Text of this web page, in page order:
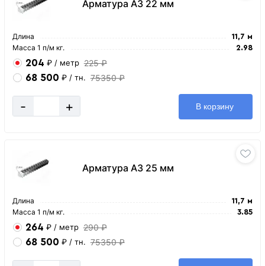
Арматура А3 22 мм
Длина 11,7 м
Масса 1 п/м кг. 2.98
204 ₽ / метр 225 ₽
68 500 ₽ / тн. 75350 ₽
- + В корзину
Арматура А3 25 мм
Длина 11,7 м
Масса 1 п/м кг. 3.85
264 ₽ / метр 290 ₽
68 500 ₽ / тн. 75350 ₽